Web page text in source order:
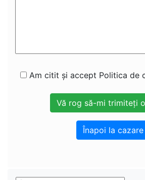
Am citit și accept Politica de
Înapoi la cazare